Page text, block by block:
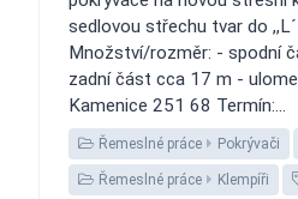
sedlovou střechu tvar do
Množství/rozměr: - spodní
zadní část cca 17 m -
Kamenice 251 68 Termín:...
Řemeslné práce Pokrývači
Řemeslné práce Klempíři